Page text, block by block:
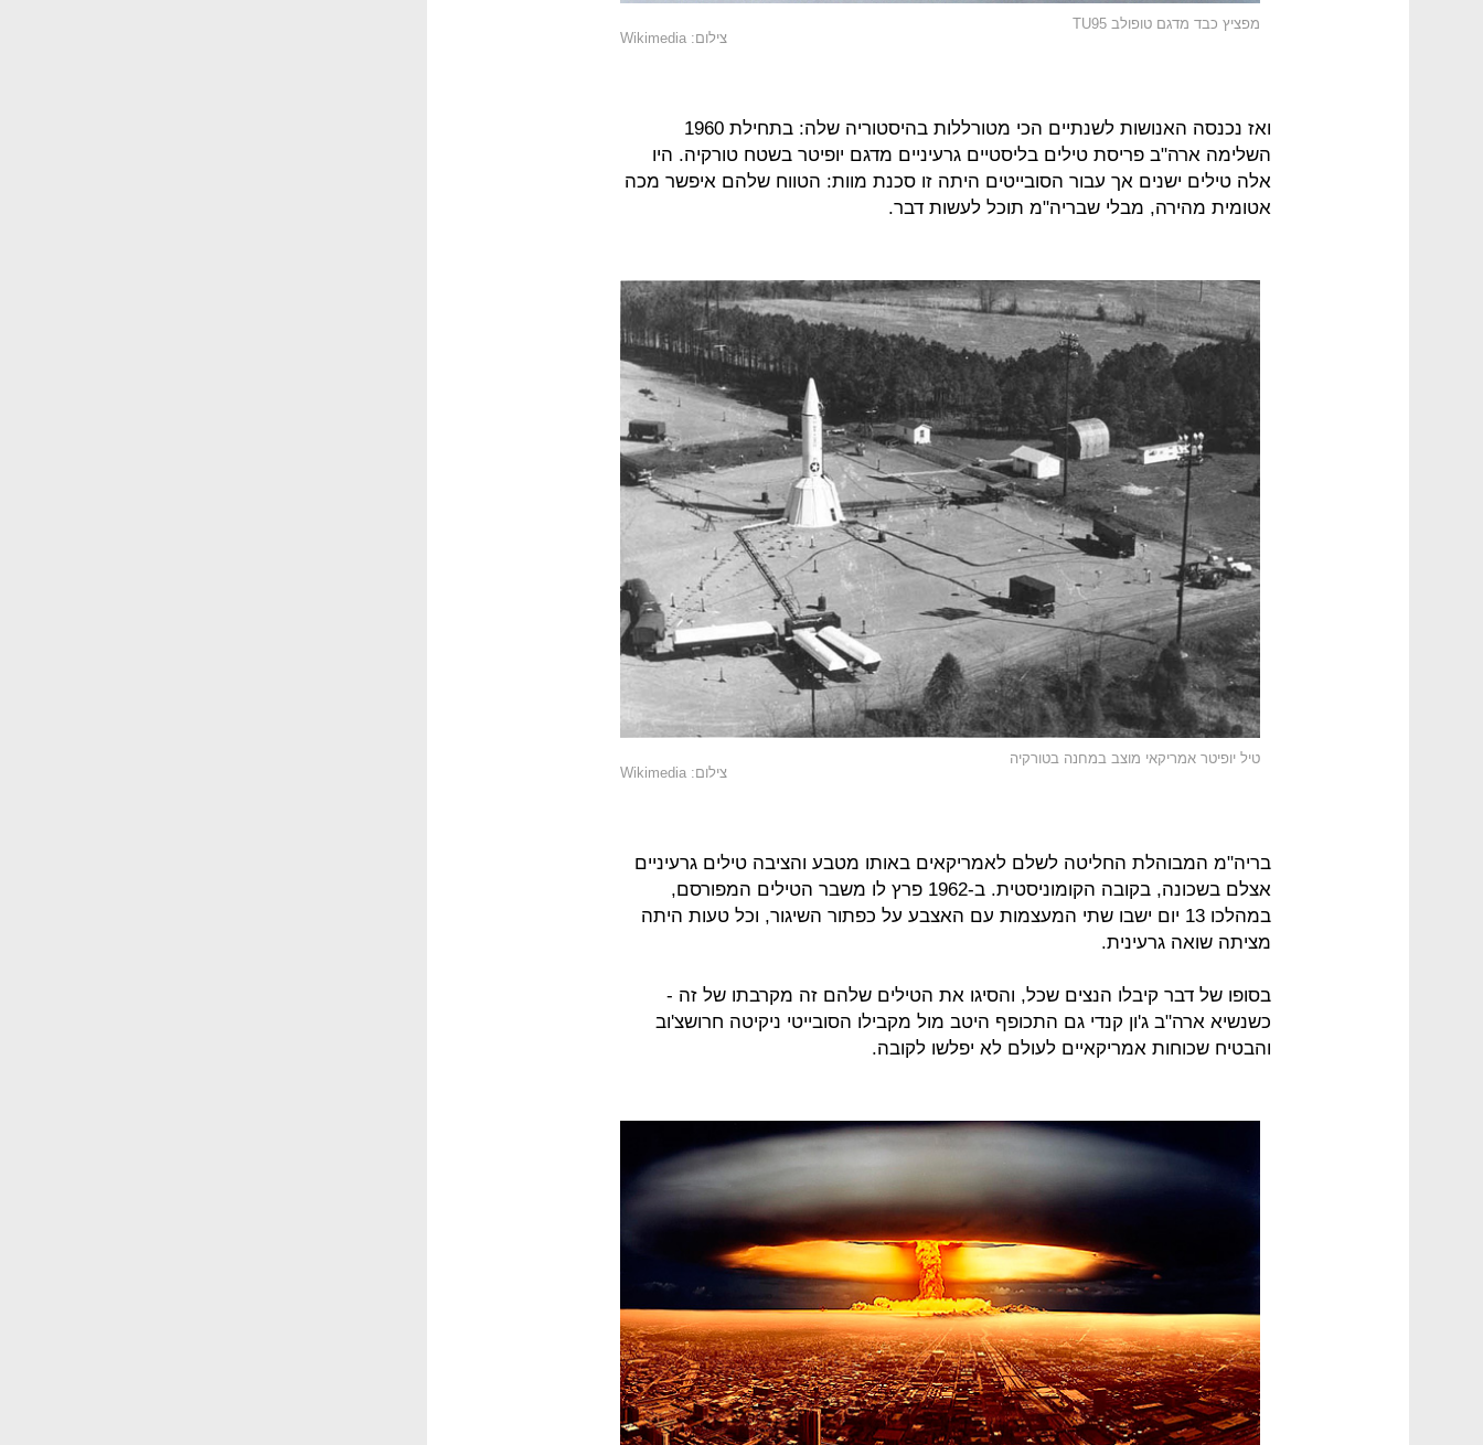
מפציץ כבד מדגם טופולב TU95
צילום: Wikimedia
ואז נכנסה האנושות לשנתיים הכי מטורללות בהיסטוריה שלה: בתחילת 1960
השלימה ארה"ב פריסת טילים בליסטיים גרעיניים מדגם יופיטר בשטח טורקיה. היו
אלה טילים ישנים אך עבור הסובייטים היתה זו סכנת מוות: הטווח שלהם איפשר מכה
אטומית מהירה, מבלי שבריה"מ תוכל לעשות דבר.
טיל יופיטר אמריקאי מוצב במחנה בטורקיה
צילום: Wikimedia
בריה"מ המבוהלת החליטה לשלם לאמריקאים באותו מטבע והציבה טילים גרעיניים
אצלם בשכונה, בקובה הקומוניסטית. ב-1962 פרץ לו משבר הטילים המפורסם,
במהלכו 13 יום ישבו שתי המעצמות עם האצבע על כפתור השיגור, וכל טעות היתה
מציתה שואה גרעינית.
בסופו של דבר קיבלו הנצים שכל, והסיגו את הטילים שלהם זה מקרבתו של זה -
כשנשיא ארה"ב ג'ון קנדי גם התכופף היטב מול מקבילו הסובייטי ניקיטה חרושצ'וב
והבטיח שכוחות אמריקאיים לעולם לא יפלשו לקובה.